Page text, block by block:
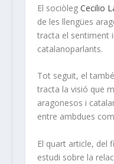
El sociòleg Cecilio
de les llengües
tracta el sentiment
catalanoparlants.
Tot seguit, el
tracta la visió que
aragonesos i
entre ambdues
El quart article, del
estudi sobre la